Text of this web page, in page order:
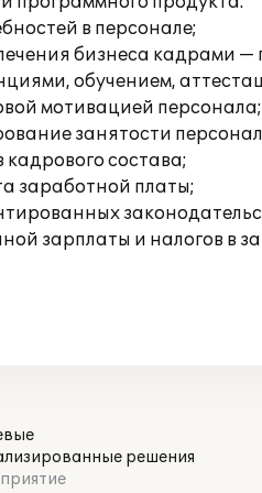
в персонале;
бизнеса кадрами
обучением,
мотивацией персонала;
занятости
кадрового состава;
заработной платы;
зарплаты и налогов в
решения